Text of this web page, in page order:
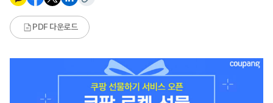
PDF 다운로드